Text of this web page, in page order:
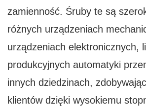
zamienność. Śruby te są
różnych urządzeniach
urządzeniach elektronicznych,
produkcyjnych automatyki
innych dziedzinach,
klientów dzięki wysokiemu